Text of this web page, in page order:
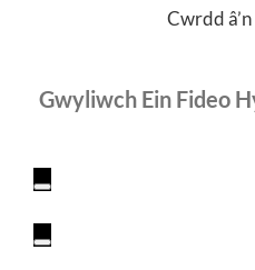
Cwrdd
Gwyliwch Ein Fideo